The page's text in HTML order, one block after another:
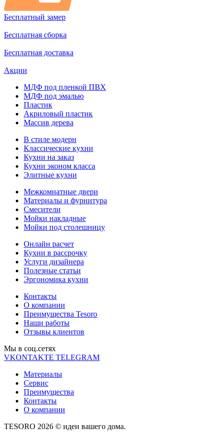
Бесплатный замер
Бесплатная сборка
Бесплатная доставка
Акции
МДФ под пленкой ПВХ
МДФ под эмалью
Пластик
Акриловый пластик
Массив дерева
В стиле модерн
Классические кухни
Кухни на заказ
Кухни эконом класса
Элитные кухни
Межкомнатные двери
Материалы и фурнитура
Смесители
Мойки накладные
Мойки под столешницу
Онлайн расчет
Кухни в рассрочку
Услуги дизайнера
Полезные статьи
Эргономика кухни
Контакты
О компании
Преимущества Tesoro
Наши работы
Отзывы клиентов
Мы в соц.cетях
VKONTAKTE TELEGRAM
Материалы
Сервис
Преимущества
Контакты
О компании
TESORO 2026 © идеи вашего дома.